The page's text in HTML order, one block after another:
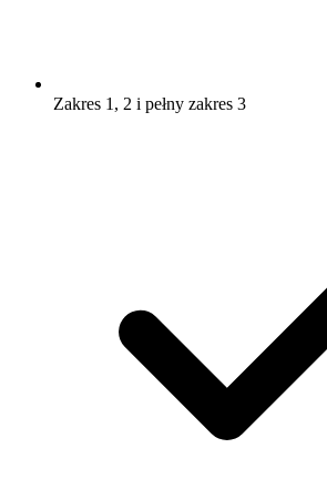
Zakres 1, 2 i pełny zakres 3